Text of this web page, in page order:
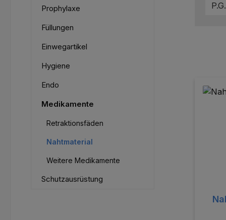
Prophylaxe
Füllungen
Einwegartikel
Hygiene
Endo
Medikamente
Retraktionsfäden
Nahtmaterial
Weitere Medikamente
Schutzausrüstung